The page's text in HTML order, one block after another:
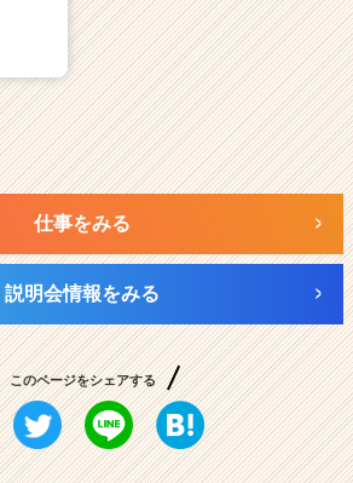
仕事をみる
説明会情報をみる
このページをシェアする